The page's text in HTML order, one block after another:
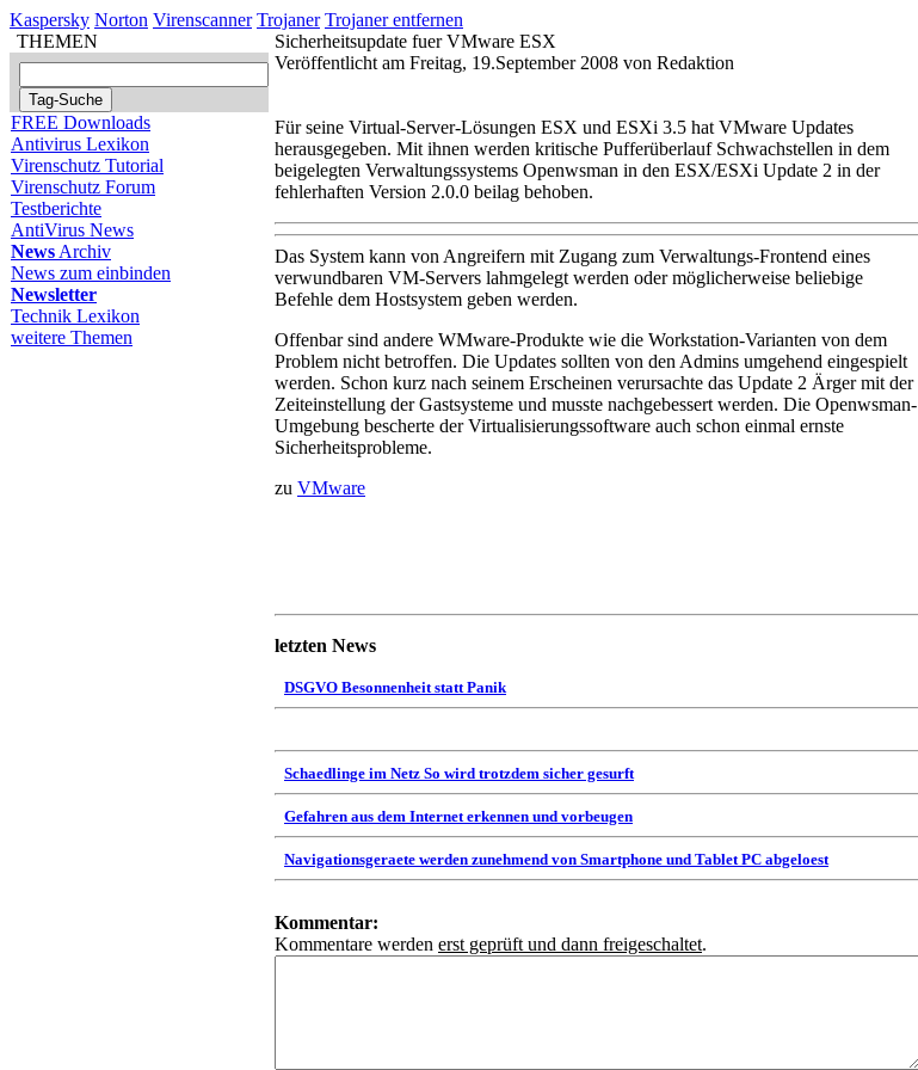
Kaspersky Norton Virenscanner Trojaner Trojaner entfernen
THEMEN
FREE Downloads
Antivirus Lexikon
Virenschutz Tutorial
Virenschutz Forum
Testberichte
AntiVirus News
News Archiv
News zum einbinden
Newsletter
Technik Lexikon
weitere Themen
Sicherheitsupdate fuer VMware ESX
Veröffentlicht am Freitag, 19.September 2008 von Redaktion
Für seine Virtual-Server-Lösungen ESX und ESXi 3.5 hat VMware Updates
herausgegeben. Mit ihnen werden kritische Pufferüberlauf Schwachstellen in dem
beigelegten Verwaltungssystems Openwsman in den ESX/ESXi Update 2 in der
fehlerhaften Version 2.0.0 beilag behoben.
Das System kann von Angreifern mit Zugang zum Verwaltungs-Frontend eines
verwundbaren VM-Servers lahmgelegt werden oder möglicherweise beliebige
Befehle dem Hostsystem geben werden.
Offenbar sind andere WMware-Produkte wie die Workstation-Varianten von dem
Problem nicht betroffen. Die Updates sollten von den Admins umgehend eingespielt
werden. Schon kurz nach seinem Erscheinen verursachte das Update 2 Ärger mit der
Zeiteinstellung der Gastsysteme und musste nachgebessert werden. Die Openwsman-
Umgebung bescherte der Virtualisierungssoftware auch schon einmal ernste
Sicherheitsprobleme.
zu VMware
letzten News
DSGVO Besonnenheit statt Panik
Schaedlinge im Netz So wird trotzdem sicher gesurft
Gefahren aus dem Internet erkennen und vorbeugen
Navigationsgeraete werden zunehmend von Smartphone und Tablet PC abgeloest
Kommentar:
Kommentare werden erst geprüft und dann freigeschaltet.